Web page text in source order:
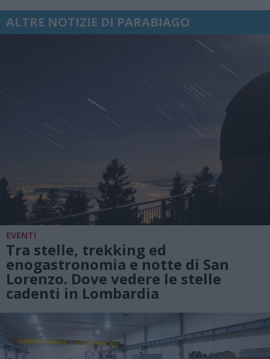
ALTRE NOTIZIE DI PARABIAGO
EVENTI
Tra stelle, trekking ed
enogastronomia e notte di San
Lorenzo. Dove vedere le stelle
cadenti in Lombardia